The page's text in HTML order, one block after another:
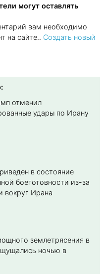
могут оставлять
вам необходимо
на сайте.. Создать новый
отменил
удары по Ирану
в состояние
боеготовности из-за
вокруг Ирана
землетрясения в
ночью в